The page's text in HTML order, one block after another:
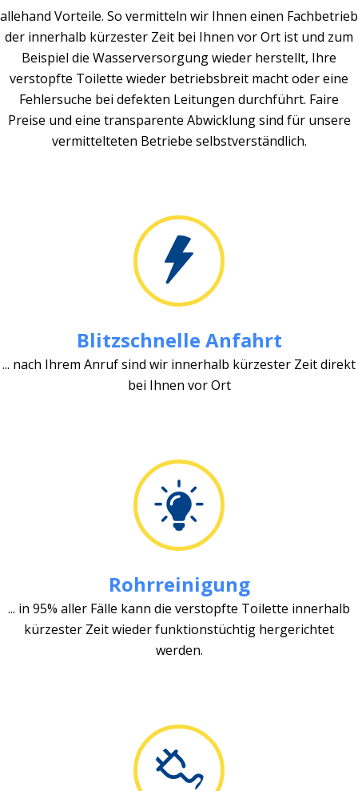
allehand Vorteile. So vermitteln wir Ihnen einen Fachbetrieb
der innerhalb kürzester Zeit bei Ihnen vor Ort ist und zum
Beispiel die Wasserversorgung wieder herstellt, Ihre
verstopfte Toilette wieder betriebsbreit macht oder eine
Fehlersuche bei defekten Leitungen durchführt. Faire
Preise und eine transparente Abwicklung sind für unsere
vermittelteten Betriebe selbstverständlich.
Blitzschnelle Anfahrt
... nach Ihrem Anruf sind wir innerhalb kürzester Zeit direkt
bei Ihnen vor Ort
Rohrreinigung
... in 95% aller Fälle kann die verstopfte Toilette innerhalb
kürzester Zeit wieder funktionstüchtig hergerichtet
werden.